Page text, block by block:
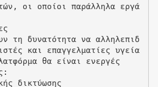
οι οποίοι παράλληλα εργά
τη δυνατότητα να αλληλεπιδ
και επαγγελματίες υγεία
θα είναι ενεργές
δικτύωσης